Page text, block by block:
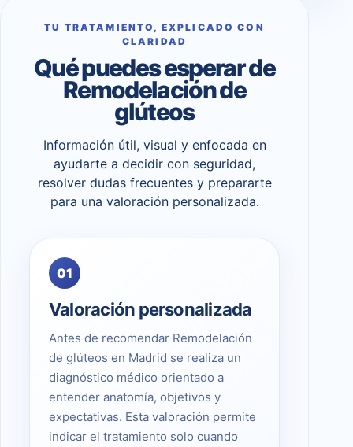
TU TRATAMIENTO, EXPLICADO CON
CLARIDAD
Qué puedes esperar de
Remodelación de
glúteos
Información útil, visual y enfocada en
ayudarte a decidir con seguridad,
resolver dudas frecuentes y prepararte
para una valoración personalizada.
01
Valoración personalizada
Antes de recomendar Remodelación
de glúteos en Madrid se realiza un
diagnóstico médico orientado a
entender anatomía, objetivos y
expectativas. Esta valoración permite
indicar el tratamiento solo cuando